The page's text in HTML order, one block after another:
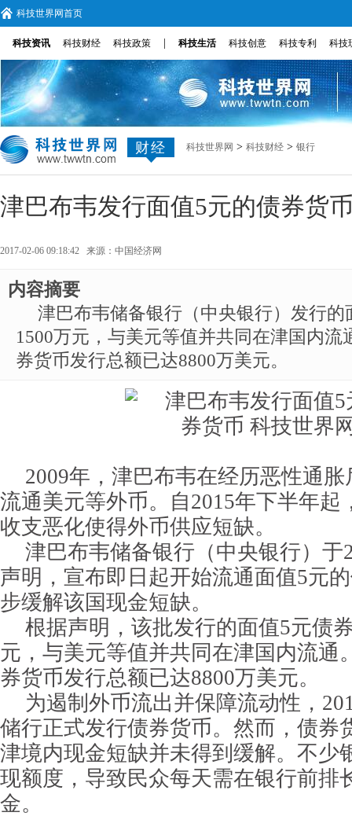
科技世界网首页
科技资讯 科技财经 科技政策 科技生活 科技创意 科技专利 科技
财经 科技世界网 > 科技财经 > 银行
津巴布韦发行面值5元的债券货
2017-02-06 09:18:42 来源： 中国经济网
内容摘要
津巴布韦储备银行（中央银行）发行
1500万元，与美元等值并共同在津国内流
券货币发行总额已达8800万美元。
2009年，津巴布韦在经历恶性通
流通美元等外币。自2015年下半年起
收支恶化使得外币供应短缺。
津巴布韦储备银行（中央银行）于
声明，宣布即日起开始流通面值5元
步缓解该国现金短缺。
根据声明，该批发行的面值5元债
元，与美元等值并共同在津国内流通
券货币发行总额已达8800万美元。
为遏制外币流出并保障流动性，
储行正式发行债券货币。然而，债券
津境内现金短缺并未得到缓解。不少
现额度，导致民众每天需在银行前排
金。